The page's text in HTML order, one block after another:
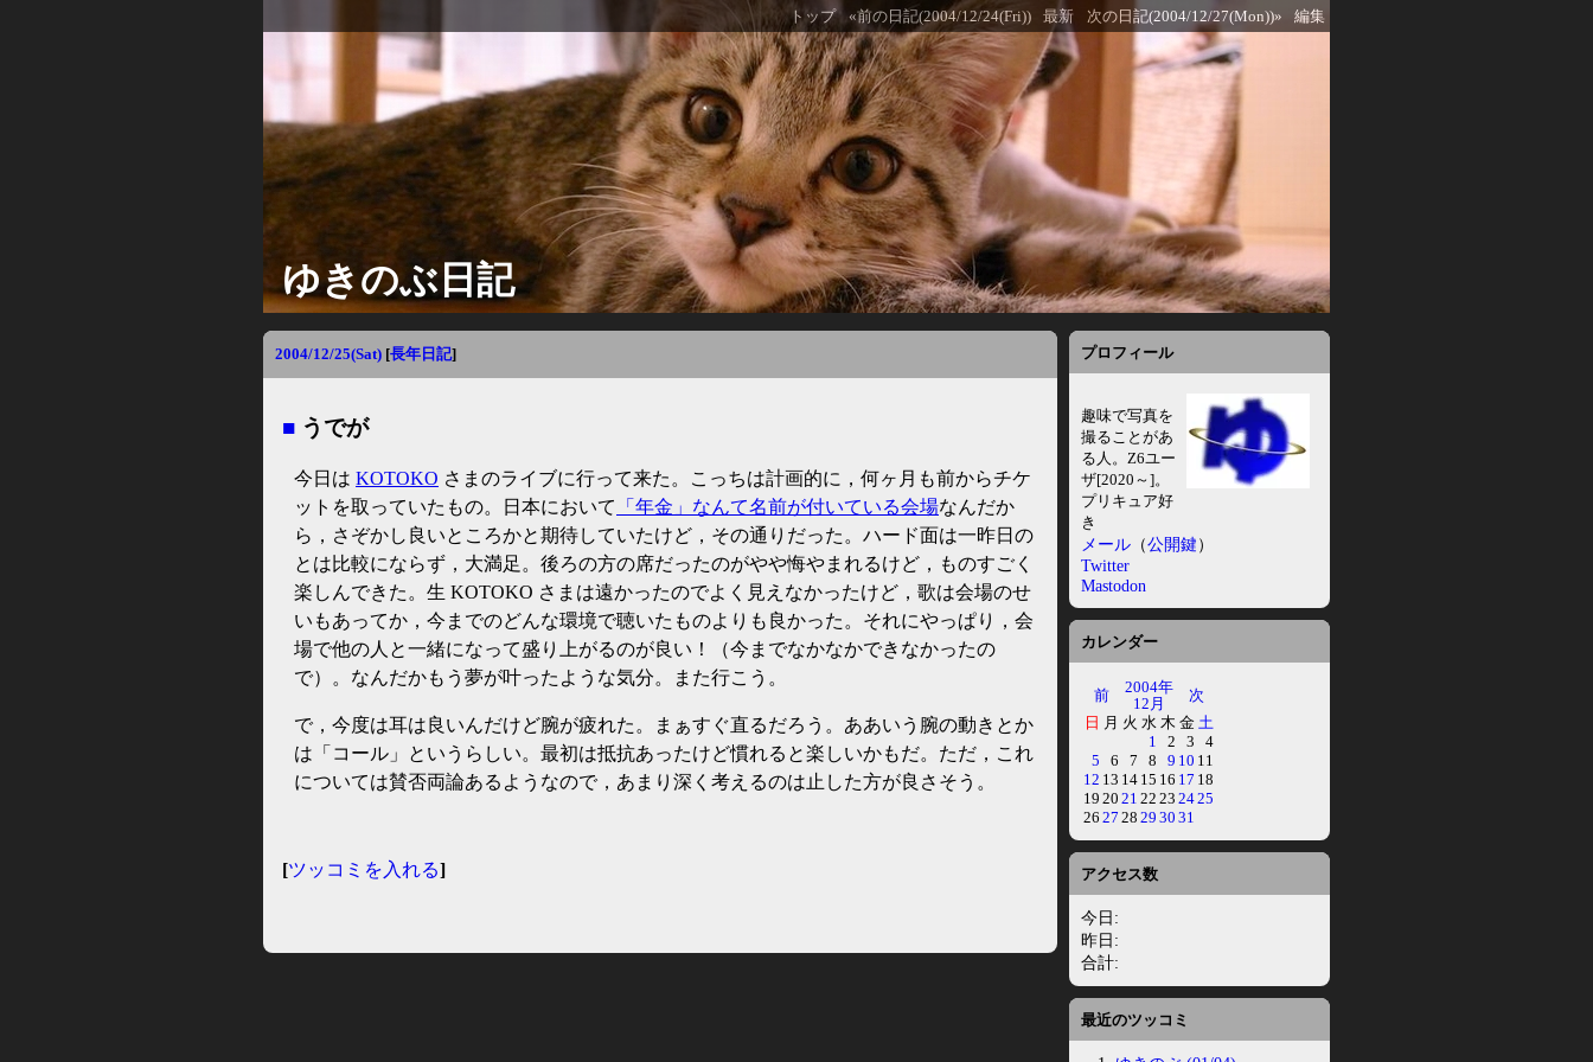
トップ «前の日記(2004/12/24(Fri)) 最新 次の日記(2004/12/27(Mon))» 編集
ゆきのぶ日記
2004/12/25(Sat) [長年日記]
■ うでが
今日は KOTOKO さまのライブに行って来た。こっちは計画的に，何ヶ月も前からチケ
ットを取っていたもの。日本において
「年金」なんて名前が付いている会場なんだか
ら，さぞかし良いところかと期待していたけど，その通りだった。ハード面は一昨日の
とは比較にならず，大満足。後ろの方の席だったのがやや悔やまれるけど，ものすごく
楽しんできた。生 KOTOKO さまは遠かったのでよく見えなかったけど，歌は会場のせ
いもあってか，今までのどんな環境で聴いたものよりも良かった。それにやっぱり，会
場で他の人と一緒になって盛り上がるのが良い！（今までなかなかできなかったの
で）。なんだかもう夢が叶ったような気分。また行こう。
で，今度は耳は良いんだけど腕が疲れた。まぁすぐ直るだろう。ああいう腕の動きとか
は「コール」というらしい。最初は抵抗あったけど慣れると楽しいかもだ。ただ，これ
については賛否両論あるようなので，あまり深く考えるのは止した方が良さそう。
[ツッコミを入れる]
プロフィール
趣味で写真を
撮ることがあ
る人。Z6ユー
ザ[2020～]。
プリキュア好
き
メール （公開鍵）
Twitter
Mastodon
カレンダー
前
2004年
12月
次
日 月 火 水 木 金 土
1
2 3
4
5
6 7 8 9 10 11
12 13 14 15 16 17 18
19 20 21 22 23 2425
26 27 28 29 30 31
アクセス数
今日:
昨日:
合計:
最近のツッコミ